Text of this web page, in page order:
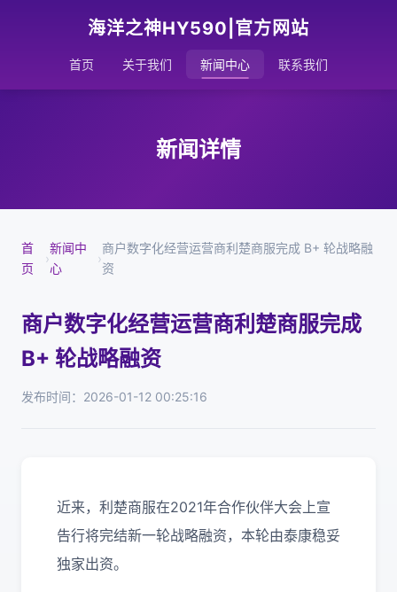
海洋之神HY590|官方网站
首页 关于我们 新闻中心 联系我们
新闻详情
首
页
›
新闻中
心
›
商户数字化经营运营商利楚商服完成 B+ 轮战略融
资
商户数字化经营运营商利楚商服完成
B+ 轮战略融资
发布时间：2026-01-12 00:25:16
近来，利楚商服在2021年合作伙伴大会上宣
告行将完结新一轮战略融资，本轮由泰康稳妥
独家出资。